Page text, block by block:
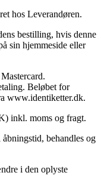
hos Leverandøren.
bestilling, hvis denne
sin hjemmeside eller
Beløbet for
www.identiketter.dk.
inkl. moms og fragt.
behandles og
i den oplyste